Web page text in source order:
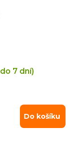
7 dní)
Do košíku